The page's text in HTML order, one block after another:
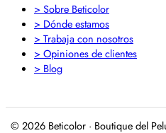
> Sobre Beticolor
> Dónde estamos
> Trabaja con nosotros
> Opiniones de clientes
> Blog
© 2026 Beticolor · Boutique del